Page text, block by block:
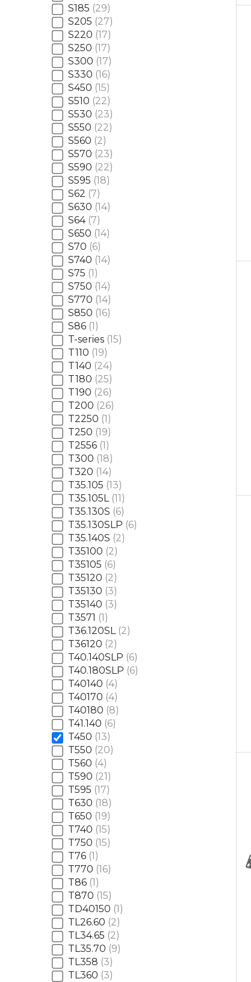
S185 29
S205 27
S220 17
S250 17
S300 17
S330 16
S450 15
S510 22
S530 23
S550 22
S560 2
S570 23
S590 22
S595 18
S62 7
S630 14
S64 7
S650 14
S70 6
S740 14
S75 1
S750 14
S770 14
S850 16
S86 1
T-series 15
T110 19
T140 24
T180 25
T190 26
T200 26
T2250 1
T250 19
T2556 1
T300 18
T320 14
T35.105 13
T35.105L 11
T35.130S 6
T35.130SLP 6
T35.140S 2
T35100 2
T35105 6
T35120 2
T35130 3
T35140 3
T3571
1
T36.120SL 2
T36120 2
T40.140SLP 6
T40.180SLP 6
T40140 4
T40170 4
T40180 8
T41.140 6
T450 13
T550 20
T560 4
T590 21
T595 17
T630 18
T650 19
T740 15
T750 15
T76 1
T770 16
T86 1
T870 15
TD40150 1
TL26.60 2
TL34.65 2
TL35.70 9
TL358 3
TL360 3